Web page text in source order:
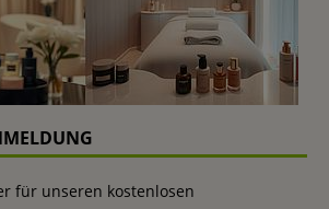
für unseren kostenlosen